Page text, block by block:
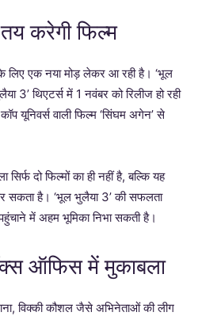
करेगी फिल्म
लिए एक नया मोड़ लेकर आ रही है। ‘भूल
3’ थिएटर्स में 1 नवंबर को रिलीज हो रही
यूनिवर्स वाली फिल्म ‘सिंघम अगेन’ से
दो फिल्मों का ही नहीं है, बल्कि यह
सकता है। ‘भूल भुलैया 3’ की सफलता
में अहम भूमिका निभा सकती है।
ऑफिस में मुकाबला
विक्की कौशल जैसे अभिनेताओं की लीग